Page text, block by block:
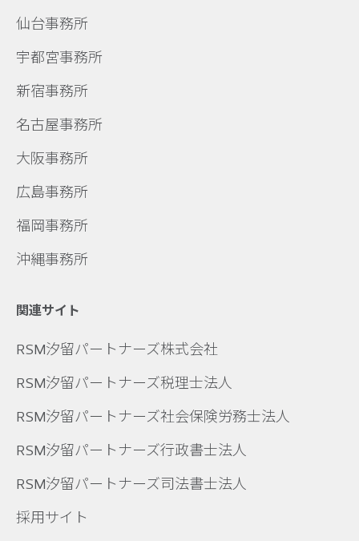
仙台事務所
宇都宮事務所
新宿事務所
名古屋事務所
大阪事務所
広島事務所
福岡事務所
沖縄事務所
関連サイト
RSM汐留パートナーズ株式会社
RSM汐留パートナーズ税理士法人
RSM汐留パートナーズ社会保険労務士法人
RSM汐留パートナーズ行政書士法人
RSM汐留パートナーズ司法書士法人
採用サイト